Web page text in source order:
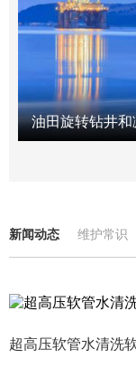
油田旋转钻井
新闻动态 维护常识
超高压软管水清洗